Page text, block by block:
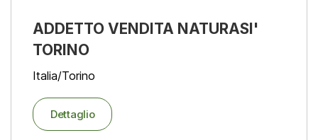
ADDETTO VENDITA NATURASI'
TORINO
Italia/Torino
Dettaglio